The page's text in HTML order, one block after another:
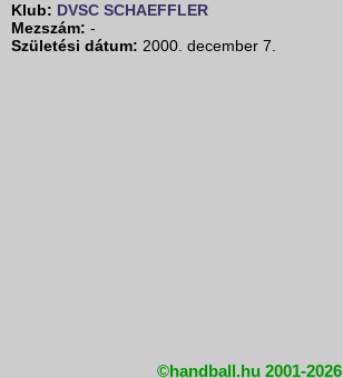
Klub: DVSC SCHAEFFLER
Mezszám: -
Születési dátum: 2000. december 7.
©handball.hu 2001-2026